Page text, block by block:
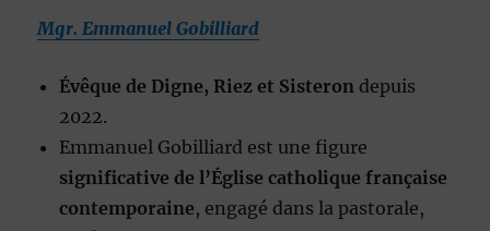
Mgr. Emmanuel Gobilliard
Évêque de Digne, Riez et Sisteron depuis
2022.
Emmanuel Gobilliard est une figure
significative de l’Église catholique française
contemporaine, engagé dans la pastorale,